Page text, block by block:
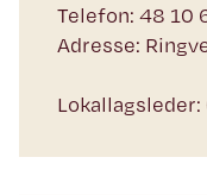
Telefon: 48 10
Adresse: